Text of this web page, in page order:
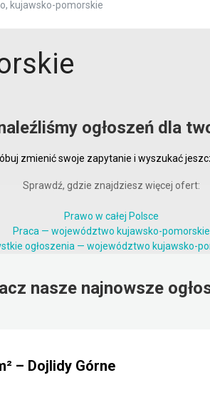
kujawsko-pomorskie
ogłoszeń dla
zmienić swoje zapytanie i wyszukać
Sprawdź, gdzie znajdziesz więcej ofert:
Prawo w całej Polsce
Praca — województwo kujawsko-pomorskie
ogłoszenia — województwo kujawsko-
nasze najnowsze
– Dojlidy Górne